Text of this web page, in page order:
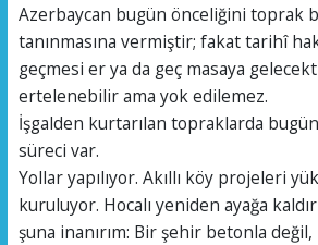
Azerbaycan bugün önceliğini toprak
tanınmasına vermiştir; fakat tarihî
geçmesi er ya da geç masaya
ertelenebilir ama yok edilemez.
İşgalden kurtarılan topraklarda
süreci var.
Yollar yapılıyor. Akıllı köy projeleri
kuruluyor. Hocalı yeniden ayağa
şuna inanırım: Bir şehir betonla